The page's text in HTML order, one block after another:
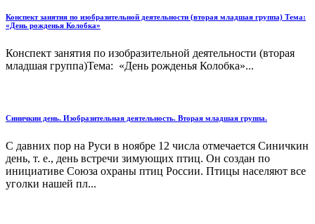
Конспект занятия по изобразительной деятельности (вторая младшая группа) Тема:
«День рожденья Колобка»
Конспект занятия по изобразительной деятельности (вторая
младшая группа)Тема: «День рожденья Колобка»...
Синичкин день. Изобразительная деятельность. Вторая младшая группа.
С давних пор на Руси в ноябре 12 числа отмечается Синичкин
день, т. е., день встречи зимующих птиц. Он создан по
инициативе Союза охраны птиц России. Птицы населяют все
уголки нашей пл...